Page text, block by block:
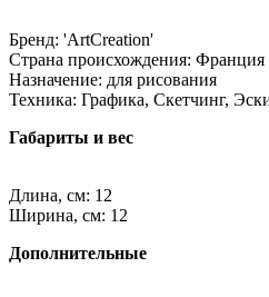
Бренд: 'ArtCreation'
Страна происхождения: Франция
Назначение: для рисования
Техника: Графика, Скетчинг,
Габариты и вес
Длина, см: 12
Ширина, см: 12
Дополнительные